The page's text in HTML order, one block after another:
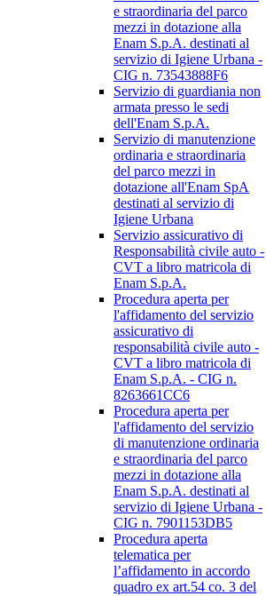
e straordinaria del parco
mezzi in dotazione alla
Enam S.p.A. destinati al
servizio di Igiene Urbana -
CIG n. 73543888F6
Servizio di guardiania non
armata presso le sedi
dell'Enam S.p.A.
Servizio di manutenzione
ordinaria e straordinaria
del parco mezzi in
dotazione all'Enam SpA
destinati al servizio di
Igiene Urbana
Servizio assicurativo di
Responsabilità civile auto -
CVT a libro matricola di
Enam S.p.A.
Procedura aperta per
l'affidamento del servizio
assicurativo di
responsabilità civile auto -
CVT a libro matricola di
Enam S.p.A. - CIG n.
8263661CC6
Procedura aperta per
l'affidamento del servizio
di manutenzione ordinaria
e straordinaria del parco
mezzi in dotazione alla
Enam S.p.A. destinati al
servizio di Igiene Urbana -
CIG n. 7901153DB5
Procedura aperta
telematica per
l’affidamento in accordo
quadro ex art.54 co. 3 del